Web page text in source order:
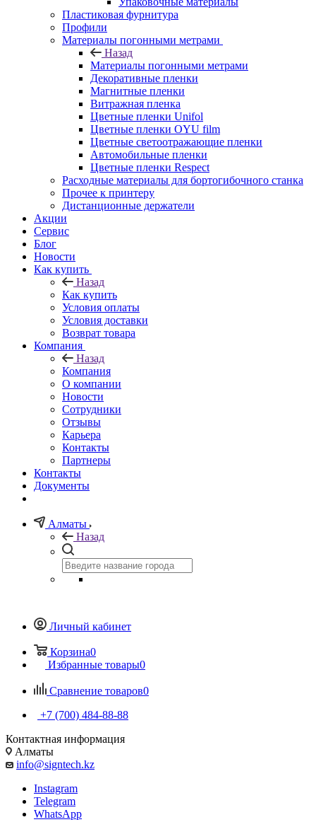
Пластиковая фурнитура
Профили
Материалы погонными метрами
Назад
Материалы погонными метрами
Декоративные пленки
Магнитные пленки
Витражная пленка
Цветные пленки Unifol
Цветные пленки OYU film
Цветные светоотражающие пленки
Автомобильные пленки
Цветные пленки Respect
Расходные материалы для бортогибочного станка
Прочее к принтеру
Дистанционные держатели
Акции
Сервис
Блог
Новости
Как купить
Назад
Как купить
Условия оплаты
Условия доставки
Возврат товара
Компания
Назад
Компания
О компании
Новости
Сотрудники
Отзывы
Карьера
Контакты
Партнеры
Контакты
Документы
Алматы
Назад
Личный кабинет
Корзина0
Избранные товары0
Сравнение товаров0
+7 (700) 484-88-88
Контактная информация
Алматы
info@signtech.kz
Instagram
Telegram
WhatsApp